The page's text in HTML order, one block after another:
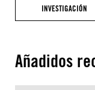
INVESTIGACIÓN
Añadidos